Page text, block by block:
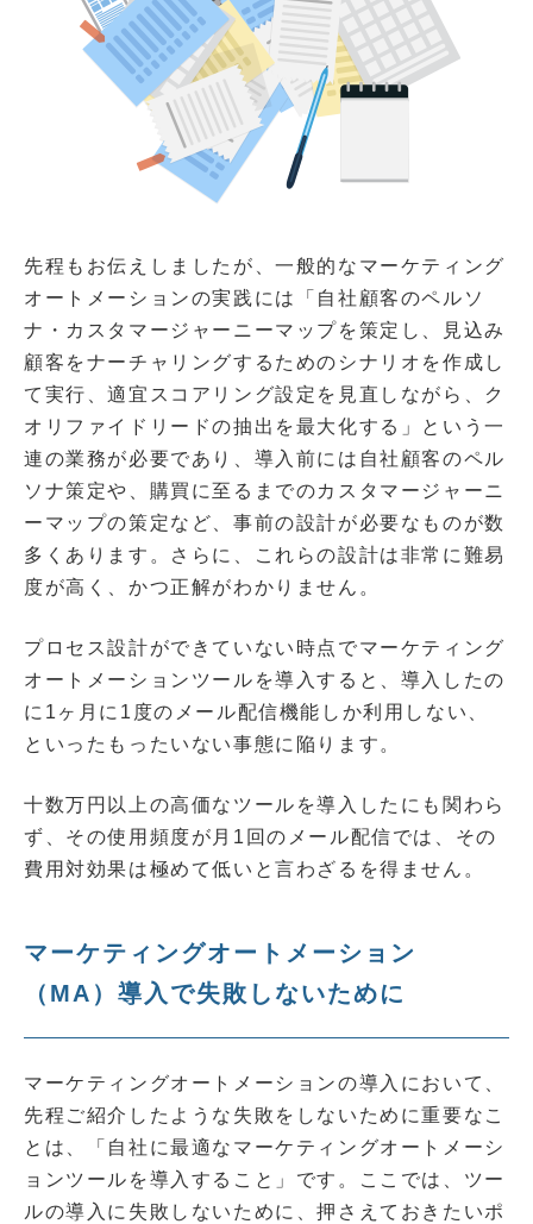
先程もお伝えしましたが、一般的なマーケティング
オートメーションの実践には「自社顧客のペルソ
ナ・カスタマージャーニーマップを策定し、見込み
顧客をナーチャリングするためのシナリオを作成し
て実行、適宜スコアリング設定を見直しながら、ク
オリファイドリードの抽出を最大化する」という一
連の業務が必要であり、導入前には自社顧客のペル
ソナ策定や、購買に至るまでのカスタマージャーニ
ーマップの策定など、事前の設計が必要なものが数
多くあります。さらに、これらの設計は非常に難易
度が高く、かつ正解がわかりません。
プロセス設計ができていない時点でマーケティング
オートメーションツールを導入すると、導入したの
に1ヶ月に1度のメール配信機能しか利用しない、
といったもったいない事態に陥ります。
十数万円以上の高価なツールを導入したにも関わら
ず、その使用頻度が月1回のメール配信では、その
費用対効果は極めて低いと言わざるを得ません。
マーケティングオートメーション
（MA）導入で失敗しないために
マーケティングオートメーションの導入において、
先程ご紹介したような失敗をしないために重要なこ
とは、「自社に最適なマーケティングオートメーシ
ョンツールを導入すること」です。ここでは、ツー
ルの導入に失敗しないために、押さえておきたいポ